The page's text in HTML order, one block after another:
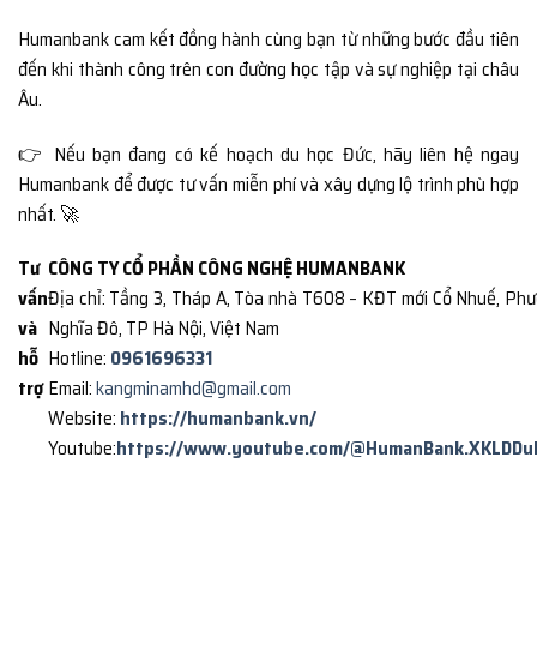
Humanbank cam kết đồng hành cùng bạn từ những bước đầu tiên
đến khi thành công trên con đường học tập và sự nghiệp tại châu
Âu.
👉 Nếu bạn đang có kế hoạch du học Đức, hãy liên hệ ngay
Humanbank để được tư vấn miễn phí và xây dựng lộ trình phù hợp
nhất. 🚀
Tư
vấn
và
hỗ
trợ
CÔNG TY CỔ PHẦN CÔNG NGHỆ HUMANBANK
Địa chỉ: Tầng 3, Tháp A, Tòa nhà T608 – KĐT mới Cổ Nhuế,
Nghĩa Đô, TP Hà Nội, Việt Nam
Hotline: 0961696331
Email:kangminamhd@gmail.com
Website: https://humanbank.vn/
Youtube:https://www.youtube.com/